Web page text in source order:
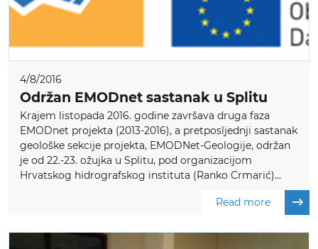
4/8/2016
Održan EMODnet sastanak u Splitu
Krajem listopada 2016. godine završava druga faza
EMODnet projekta (2013-2016), a pretposljednji sastanak
geološke sekcije projekta, EMODNet-Geologije, održan
je od 22.-23. ožujka u Splitu, pod organizacijom
Hrvatskog hidrografskog instituta (Ranko Crmarić)...
Read more